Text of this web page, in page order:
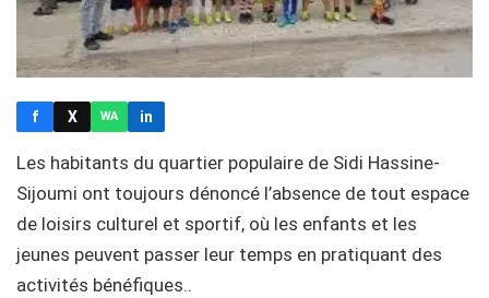
f X WA in
Les habitants du quartier populaire de Sidi Hassine-
Sijoumi ont toujours dénoncé l’absence de tout espace
de loisirs culturel et sportif, où les enfants et les
jeunes peuvent passer leur temps en pratiquant des
activités bénéfiques..